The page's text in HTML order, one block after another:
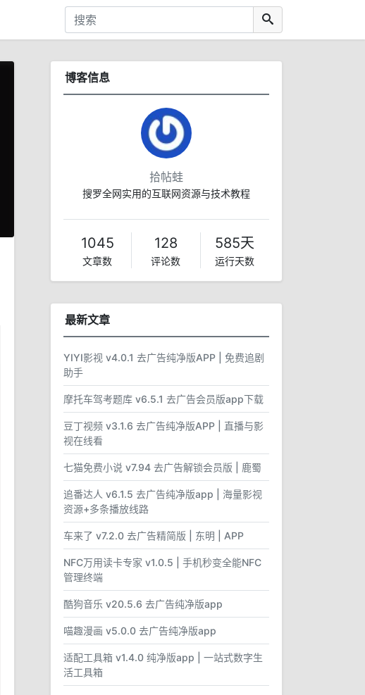
博客信息
拾帖蛙
搜罗全网实用的互联网资源与技术教程
1045
文章数
128
评论数
585天
运行天数
最新文章
YIYI影视 v4.0.1 去广告纯净版APP | 免费追剧
助手
摩托车驾考题库 v6.5.1 去广告会员版app下载
豆丁视频 v3.1.6 去广告纯净版APP | 直播与影
视在线看
七猫免费小说 v7.94 去广告解锁会员版 | 鹿蜀
追番达人 v6.1.5 去广告纯净版app | 海量影视
资源+多条播放线路
车来了 v7.2.0 去广告精简版 | 东明 | APP
NFC万用读卡专家 v1.0.5 | 手机秒变全能NFC
管理终端
酷狗音乐 v20.5.6 去广告纯净版app
喵趣漫画 v5.0.0 去广告纯净版app
适配工具箱 v1.4.0 纯净版app | 一站式数字生
活工具箱